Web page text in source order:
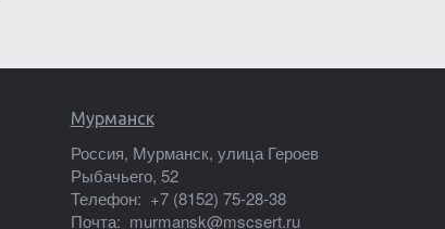
Мурманск
Россия, Мурманск, улица Героев
Рыбачьего, 52
Телефон: +7 (8152) 75-28-38
Почта: murmansk@mscsert.ru